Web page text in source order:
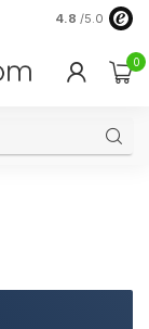
Verzending
4.8 /5.0
0